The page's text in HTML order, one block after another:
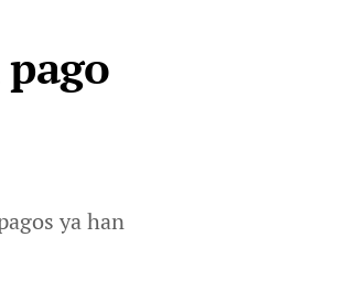
ya han